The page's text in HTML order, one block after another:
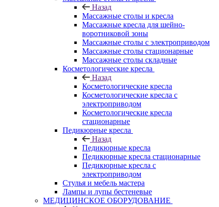
Назад
Массажные столы и кресла
Массажные кресла для шейно-
воротниковой зоны
Массажные столы с электроприводом
Массажные столы стационарные
Массажные столы складные
Косметологические кресла
Назад
Косметологические кресла
Косметологические кресла с
электроприводом
Косметологические кресла
стационарные
Педикюрные кресла
Назад
Педикюрные кресла
Педикюрные кресла стационарные
Педикюрные кресла с
электроприводом
Стулья и мебель мастера
Лампы и лупы бестеневые
МЕДИЦИНСКОЕ ОБОРУДОВАНИЕ